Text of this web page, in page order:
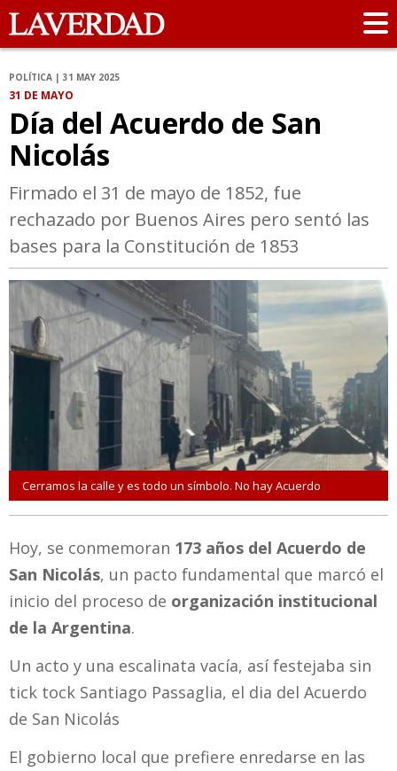
POLÍTICA | 31 MAY 2025
31 DE MAYO
Día del Acuerdo de San
Nicolás
Firmado el 31 de mayo de 1852, fue
rechazado por Buenos Aires pero sentó las
bases para la Constitución de 1853
Cerramos la calle y es todo un símbolo. No hay Acuerdo
Hoy, se conmemoran 173 años del Acuerdo de
San Nicolás, un pacto fundamental que marcó el
inicio del proceso de organización institucional
de la Argentina.
Un acto y una escalinata vacía, así festejaba sin
tick tock Santiago Passaglia, el dia del Acuerdo
de San Nicolás
El gobierno local que prefiere enredarse en las